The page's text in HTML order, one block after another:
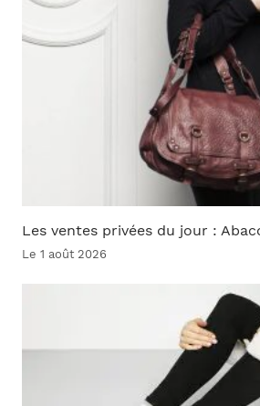
Les ventes privées du jour :
Le 1 août 2026